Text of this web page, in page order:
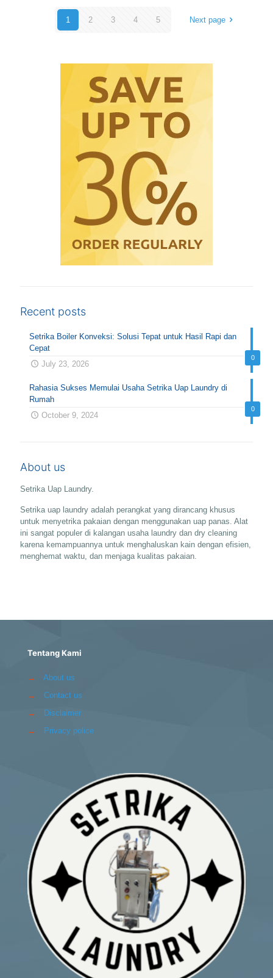
1 2 3 4 5 Next page
Recent posts
0
Setrika Boiler Konveksi: Solusi Tepat untuk Hasil Rapi dan
Cepat
July 23, 2026
0
Rahasia Sukses Memulai Usaha Setrika Uap Laundry di
Rumah
October 9, 2024
About us
Setrika Uap Laundry.
Setrika uap laundry adalah perangkat yang dirancang khusus
untuk menyetrika pakaian dengan menggunakan uap panas. Alat
ini sangat populer di kalangan usaha laundry dan dry cleaning
karena kemampuannya untuk menghaluskan kain dengan efisien,
menghemat waktu, dan menjaga kualitas pakaian.
Tentang Kami
→
About us
→
Contact us
→
Disclaimer
→
Privacy police